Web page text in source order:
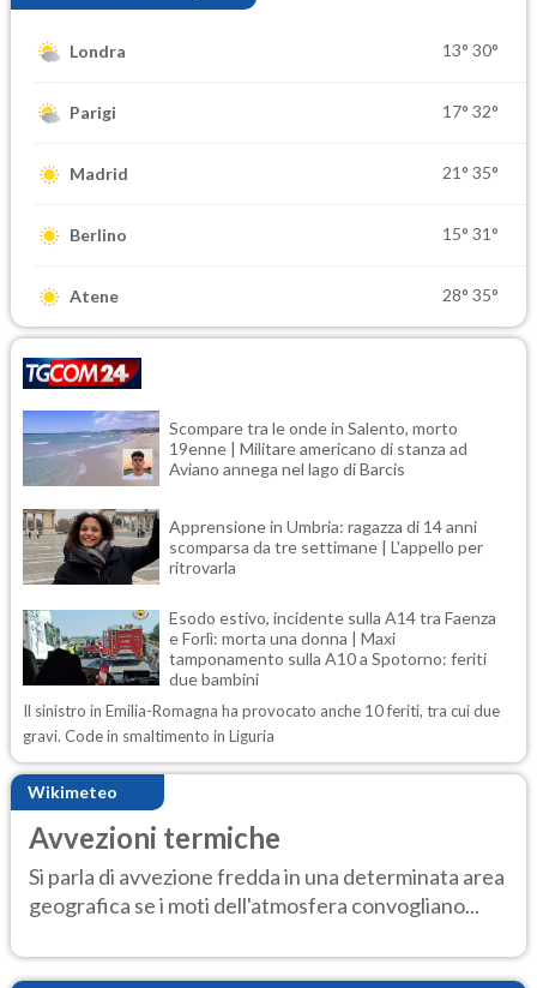
Londra 13° 30°
Parigi 17° 32°
Madrid 21° 35°
Berlino 15° 31°
Atene 28° 35°
Scompare tra le onde in Salento, morto
19enne | Militare americano di stanza ad
Aviano annega nel lago di Barcis
Apprensione in Umbria: ragazza di 14 anni
scomparsa da tre settimane | L'appello per
ritrovarla
Esodo estivo, incidente sulla A14 tra Faenza
e Forlì: morta una donna | Maxi
tamponamento sulla A10 a Spotorno: feriti
due bambini
Il sinistro in Emilia-Romagna ha provocato anche 10 feriti, tra cui due
gravi. Code in smaltimento in Liguria
Wikimeteo
Avvezioni termiche
Si parla di avvezione fredda in una determinata area
geografica se i moti dell'atmosfera convogliano...